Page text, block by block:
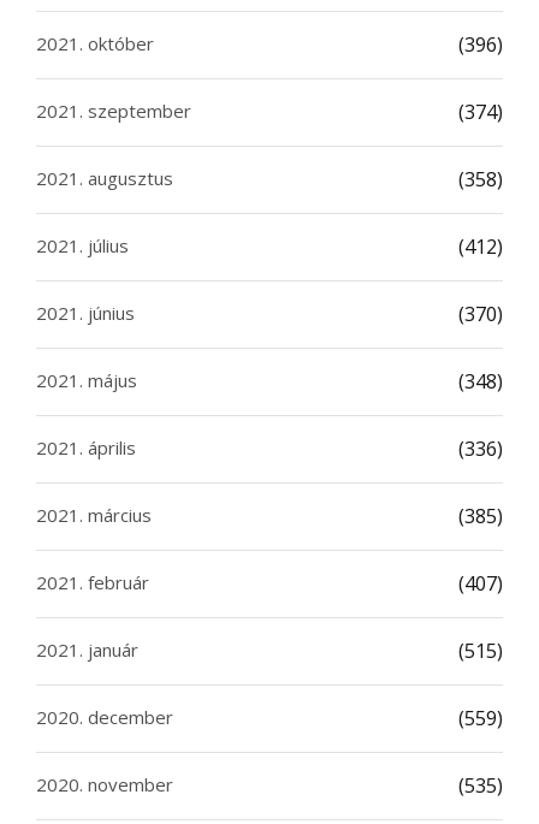
2021. október (396)
2021. szeptember (374)
2021. augusztus (358)
2021. július (412)
2021. június (370)
2021. május (348)
2021. április (336)
2021. március (385)
2021. február (407)
2021. január (515)
2020. december (559)
2020. november (535)